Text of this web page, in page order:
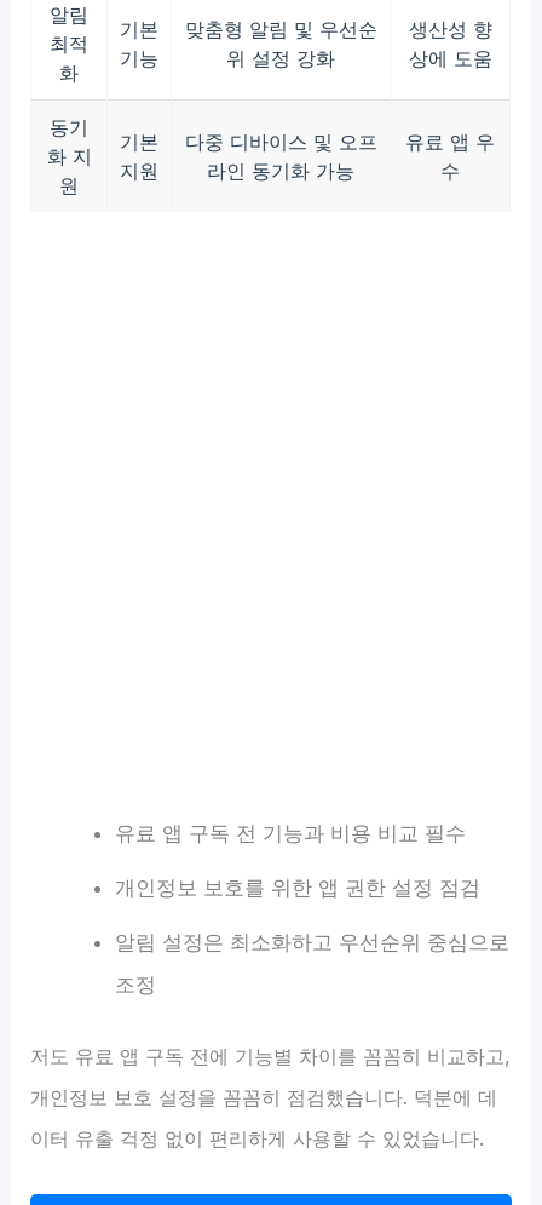
알림
최적
화
기본
기능
맞춤형 알림 및 우선순
위 설정 강화
생산성 향
상에 도움
동기
화 지
원
기본
지원
다중 디바이스 및 오프
라인 동기화 가능
유료 앱 우
수
유료 앱 구독 전 기능과 비용 비교 필수
개인정보 보호를 위한 앱 권한 설정 점검
알림 설정은 최소화하고 우선순위 중심으로
조정
저도 유료 앱 구독 전에 기능별 차이를 꼼꼼히 비교하고,
개인정보 보호 설정을 꼼꼼히 점검했습니다. 덕분에 데
이터 유출 걱정 없이 편리하게 사용할 수 있었습니다.